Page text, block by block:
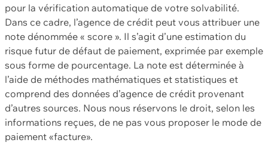
pour la vérification automatique de votre solvabilité.
Dans ce cadre, l’agence de crédit peut vous attribuer une
note dénommée « score ». Il s’agit d’une estimation du
risque futur de défaut de paiement, exprimée par exemple
sous forme de pourcentage. La note est déterminée à
l’aide de méthodes mathématiques et statistiques et
comprend des données d’agence de crédit provenant
d’autres sources. Nous nous réservons le droit, selon les
informations reçues, de ne pas vous proposer le mode de
paiement «facture».